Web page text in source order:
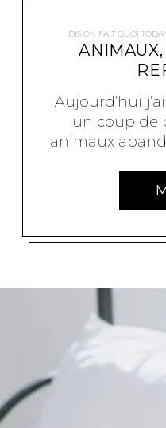
DIS ON FAIT QUOI
Aujourd’hui
un coup de
animaux